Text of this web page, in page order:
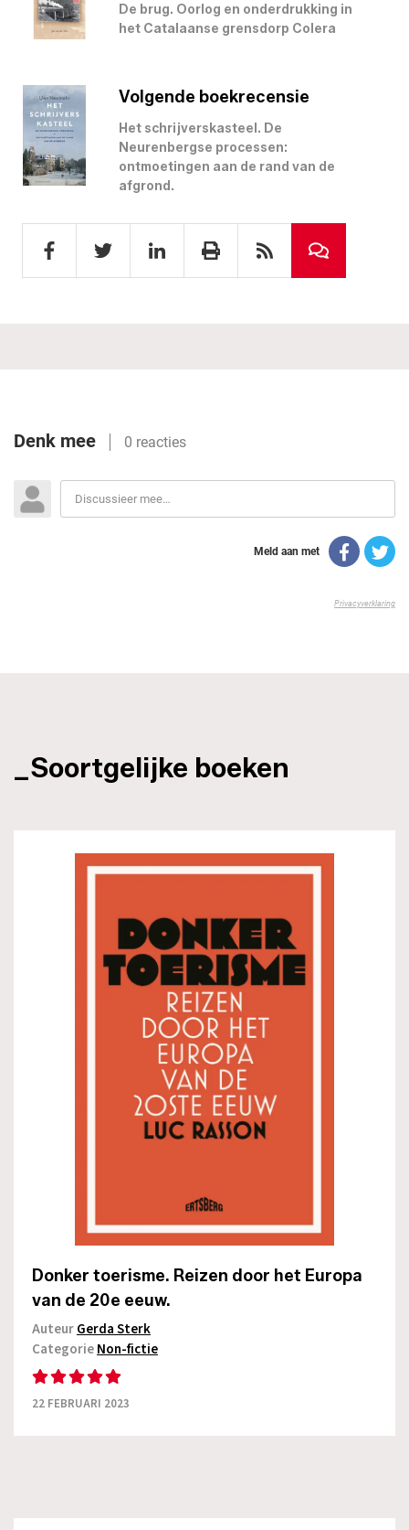
De brug. Oorlog en onderdrukking in
het Catalaanse grensdorp Colera
Volgende boekrecensie
Het schrijverskasteel. De
Neurenbergse processen:
ontmoetingen aan de rand van de
afgrond.
_Soortgelijke boeken
Donker toerisme. Reizen door het Europa
van de 20e eeuw.
AuteurGerda Sterk
CategorieNon-fictie
22 FEBRUARI 2023